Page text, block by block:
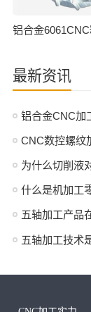
最新资讯
铝合金CNC加
CNC数控螺纹
什么是机加工
五轴加工产品
五轴加工技术